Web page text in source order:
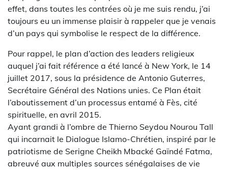
effet, dans toutes les contrées où je me suis rendu, j’ai
toujours eu un immense plaisir à rappeler que je venais
d’un pays qui symbolise le respect de la différence.
Pour rappel, le plan d’action des leaders religieux
auquel j’ai fait référence a été lancé à New York, le 14
juillet 2017, sous la présidence de Antonio Guterres,
Secrétaire Général des Nations unies. Ce Plan était
l’aboutissement d’un processus entamé à Fès, cité
spirituelle, en avril 2015.
Ayant grandi à l’ombre de Thierno Seydou Nourou Tall
qui incarnait le Dialogue Islamo-Chrétien, inspiré par le
patriotisme de Serigne Cheikh Mbacké Gaïndé Fatma,
abreuvé aux multiples sources sénégalaises de vie